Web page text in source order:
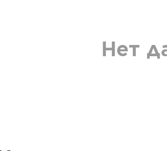
Нет